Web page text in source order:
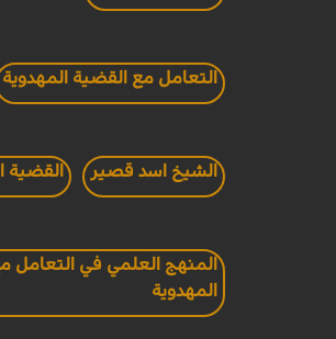
التعامل مع القضية المهدوية
الشيخ اسد قصير القضية
المنهج العلمي في التعامل
المهدوية